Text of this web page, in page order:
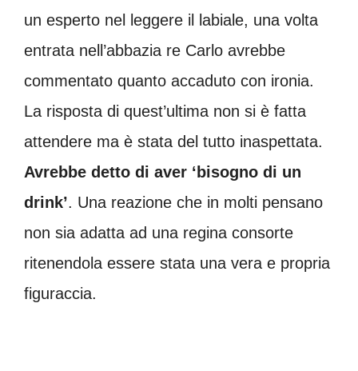
un esperto nel leggere il labiale, una volta
entrata nell’abbazia re Carlo avrebbe
commentato quanto accaduto con ironia.
La risposta di quest’ultima non si è fatta
attendere ma è stata del tutto inaspettata.
Avrebbe detto di aver ‘bisogno di un
drink’. Una reazione che in molti pensano
non sia adatta ad una regina consorte
ritenendola essere stata una vera e propria
figuraccia.